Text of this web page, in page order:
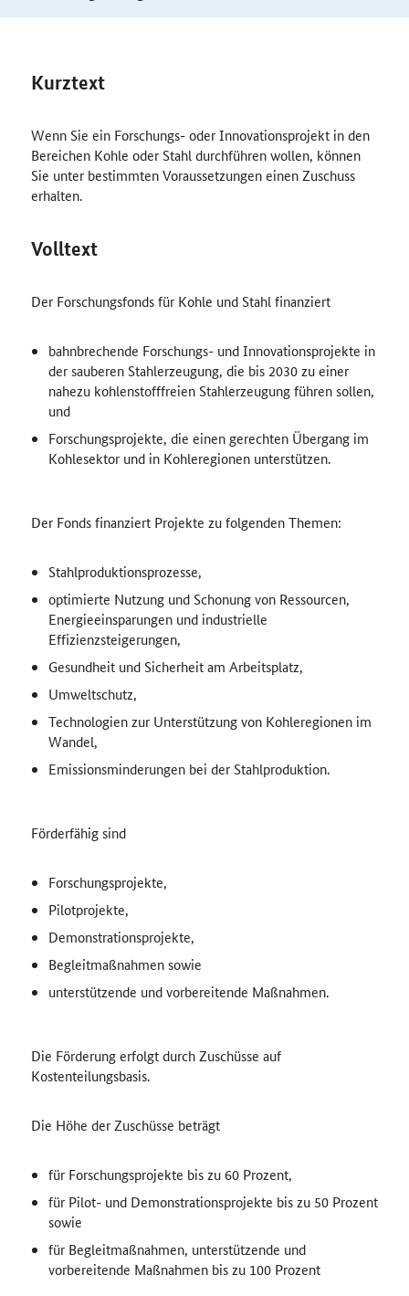
Kurztext
Wenn Sie ein Forschungs- oder Innovationsprojekt in den
Bereichen Kohle oder Stahl durchführen wollen, können
Sie unter bestimmten Voraussetzungen einen Zuschuss
erhalten.
Volltext
Der Forschungsfonds für Kohle und Stahl finanziert
bahnbrechende Forschungs- und Innovationsprojekte in
der sauberen Stahlerzeugung, die bis 2030 zu einer
nahezu kohlenstofffreien Stahlerzeugung führen sollen,
und
Forschungsprojekte, die einen gerechten Übergang im
Kohlesektor und in Kohleregionen unterstützen.
Der Fonds finanziert Projekte zu folgenden Themen:
Stahlproduktionsprozesse,
optimierte Nutzung und Schonung von Ressourcen,
Energieeinsparungen und industrielle
Effizienzsteigerungen,
Gesundheit und Sicherheit am Arbeitsplatz,
Umweltschutz,
Technologien zur Unterstützung von Kohleregionen im
Wandel,
Emissionsminderungen bei der Stahlproduktion.
Förderfähig sind
Forschungsprojekte,
Pilotprojekte,
Demonstrationsprojekte,
Begleitmaßnahmen sowie
unterstützende und vorbereitende Maßnahmen.
Die Förderung erfolgt durch Zuschüsse auf
Kostenteilungsbasis.
Die Höhe der Zuschüsse beträgt
für Forschungsprojekte bis zu 60 Prozent,
für Pilot- und Demonstrationsprojekte bis zu 50 Prozent
sowie
für Begleitmaßnahmen, unterstützende und
vorbereitende Maßnahmen bis zu 100 Prozent